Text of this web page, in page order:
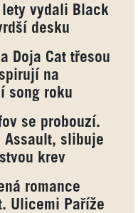
vydali Black
desku
Doja Cat třesou
na
song roku
se probouzí.
Assault, slibuje
krev
romance
Ulicemi Paříže